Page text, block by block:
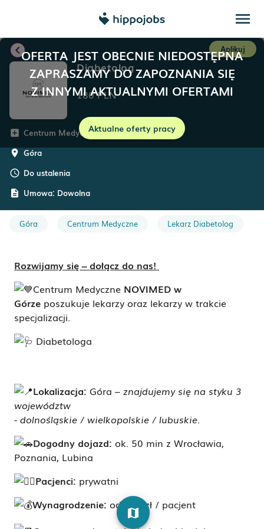
menu
OFERTA JEST OBECNIE NIEDOSTĘPNA
ZAPRASZAMY DO ZAPOZNANIA SIĘ
Z INNYMI AKTUALNYMI OFERTAMI
Aktualne oferty pracy
chevron_left Aplikuj
Diabetolog
180PLN
add_box Centrum Medyczne NOVIMED
room Góra
schedule Do ustalenia
description Umowa: Dowolna
Góra Centrum Medyczne Lekarz Diabetolog
Rozwijamy się – dołącz do nas!
Centrum Medyczne NOVIMED w
Górze poszukuje lekarzy oraz lekarzy w trakcie
specjalizacji.
Diabetologa
Lokalizacja: Góra – znajdujemy się na styku 3
województw
- dolnośląskie / wielkopolskie / lubuskie.
Dogodny dojazd: ok. 50 min z Wrocławia,
Poznania, Lubina
Pacjenci: prywatni
Wynagrodzenie: od 180 zł / pacjent
map